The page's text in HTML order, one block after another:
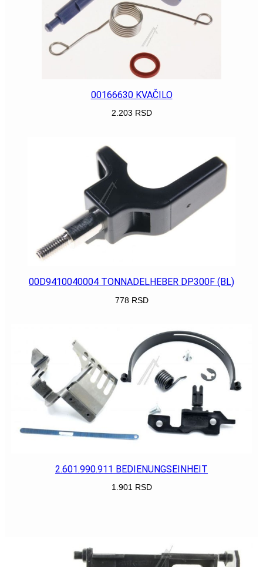
00166630 KVAČILO
2.203 RSD
00D9410040004 TONNADELHEBER DP300F (BL)
778 RSD
2.601.990.911 BEDIENUNGSEINHEIT
1.901 RSD